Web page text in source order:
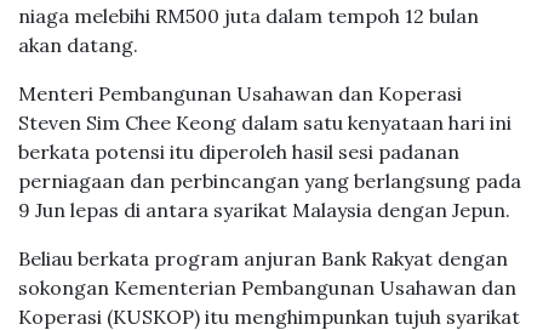
niaga melebihi RM500 juta dalam tempoh 12 bulan
akan datang.
Menteri Pembangunan Usahawan dan Koperasi
Steven Sim Chee Keong dalam satu kenyataan hari ini
berkata potensi itu diperoleh hasil sesi padanan
perniagaan dan perbincangan yang berlangsung pada
9 Jun lepas di antara syarikat Malaysia dengan Jepun.
Beliau berkata program anjuran Bank Rakyat dengan
sokongan Kementerian Pembangunan Usahawan dan
Koperasi (KUSKOP) itu menghimpunkan tujuh syarikat